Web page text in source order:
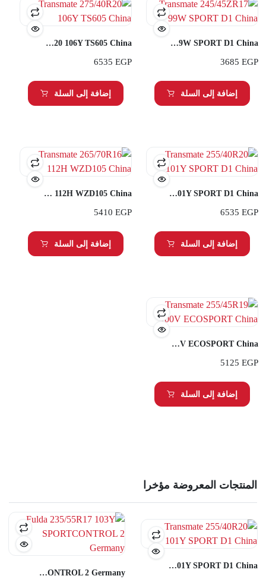
Transmate 245/45ZR17 99W SPORT D1 China
3685 EGP
إضافة إلى السلة
Transmate 275/40R20 106Y TS605 China
6535 EGP
إضافة إلى السلة
Transmate 255/40R20 101Y SPORT D1 China
6535 EGP
إضافة إلى السلة
Transmate 265/70R16 112H WZD105 China
5410 EGP
إضافة إلى السلة
Transmate 255/45R19 100V ECOSPORT China
5125 EGP
إضافة إلى السلة
المنتجات المعروضة مؤخرا
Transmate 255/40R20 101Y SPORT D1 China
Fulda 235/55R17 103Y SPORTCONTROL 2 Germany